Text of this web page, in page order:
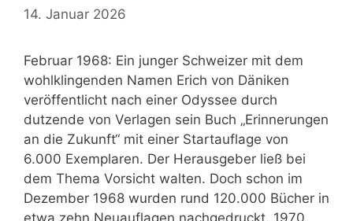
14. Januar 2026
Februar 1968: Ein junger Schweizer mit dem
wohlklingenden Namen Erich von Däniken
veröffentlicht nach einer Odyssee durch
dutzende von Verlagen sein Buch „Erinnerungen
an die Zukunft“ mit einer Startauflage von
6.000 Exemplaren. Der Herausgeber ließ bei
dem Thema Vorsicht walten. Doch schon im
Dezember 1968 wurden rund 120.000 Bücher in
etwa zehn Neuauflagen nachgedruckt. 1970